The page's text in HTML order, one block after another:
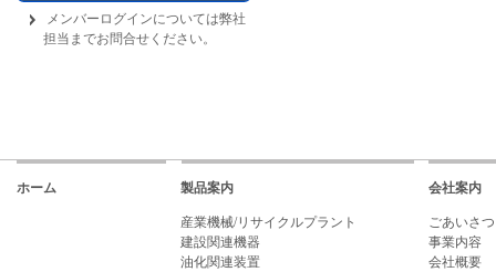
メンバーログインについては弊社
担当までお問合せください。
ホーム 製品案内
産業機械/リサイクルプラント
建設関連機器
油化関連装置
会社案内
ごあいさつ
事業内容
会社概要